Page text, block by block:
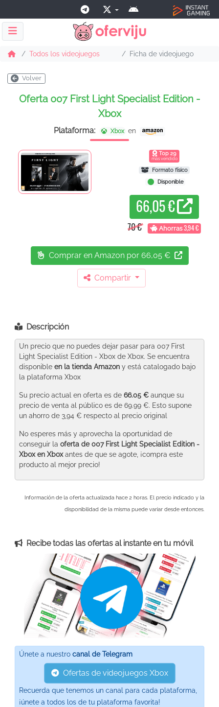
Todos los videojuegos Ficha de videojuego
Volver
Oferta 007 First Light Specialist Edition -
Xbox
Plataforma: Xbox en
Top 29
más vendido
Formato físico
Disponible
66,05 €
70 € Ahorras3,94 €
Comprar en Amazon por 66,05 €
Compartir
Descripción
Un precio que no puedes dejar pasar para 007 First
Light Specialist Edition - Xbox de Xbox. Se encuentra
disponible en la tienda Amazon y está catalogado bajo
la plataforma Xbox
Su precio actual en oferta es de 66.05 € aunque su
precio de venta al público es de 69.99 €. Esto supone
un ahorro de 3,94 € respecto al precio original
No esperes más y aprovecha la oportunidad de
conseguir la oferta de 007 First Light Specialist Edition -
Xboxen Xboxantes de que se agote, ¡compra este
producto al mejor precio!
Información de la oferta actualizada hace 2 horas. El precio indicado y la
disponibilidad de la misma puede variar desde entonces.
Recibe todas las ofertas al instante en tu móvil
Únete a nuestro canal de Telegram
Ofertas de videojuegos Xbox
Recuerda que tenemos un canal para cada plataforma,
¡únete a todos los de tu plataforma favorita!